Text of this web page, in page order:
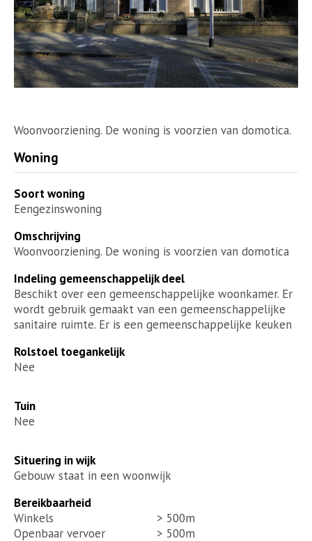
Woonvoorziening. De woning is voorzien van domotica.
Woning
Soort woning
Eengezinswoning
Omschrijving
Woonvoorziening. De woning is voorzien van domotica
Indeling gemeenschappelijk deel
Beschikt over een gemeenschappelijke woonkamer. Er
wordt gebruik gemaakt van een gemeenschappelijke
sanitaire ruimte. Er is een gemeenschappelijke keuken
Rolstoel toegankelijk
Nee
Tuin
Nee
Situering in wijk
Gebouw staat in een woonwijk
Bereikbaarheid
Winkels
> 500m
Openbaar vervoer
> 500m